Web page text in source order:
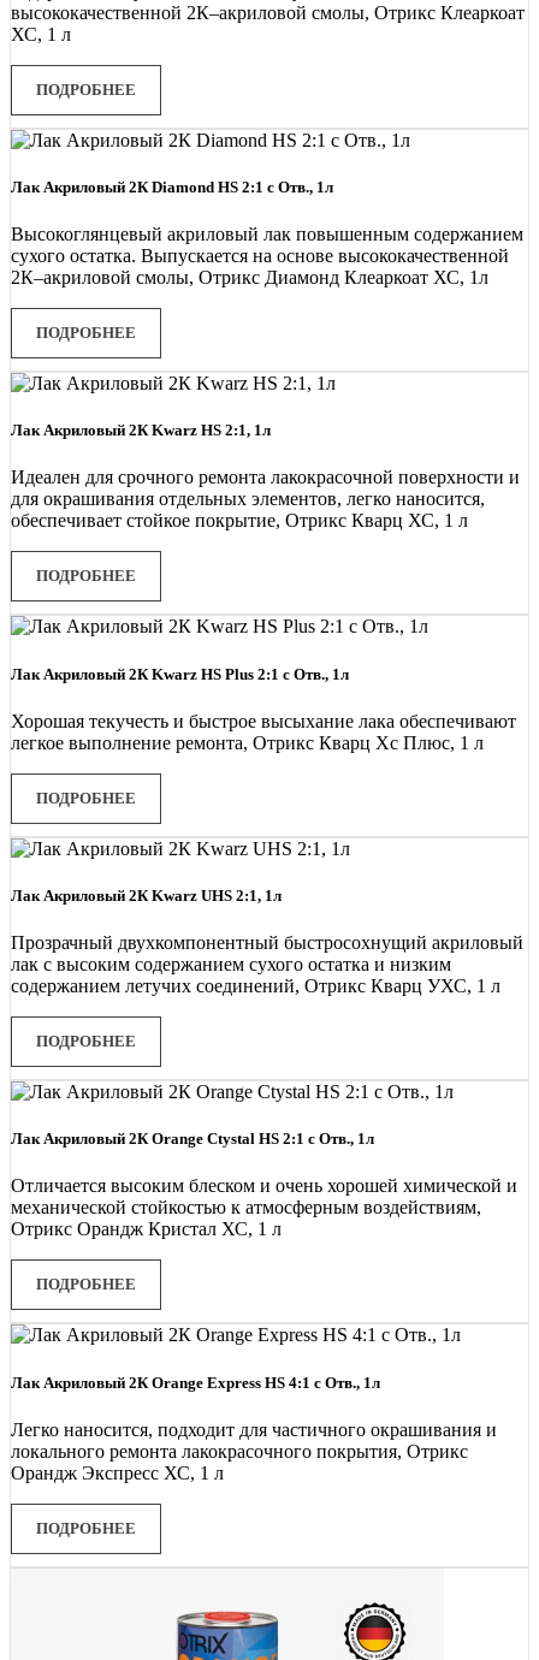
высококачественной 2К–акриловой смолы, Отрикс Клеаркоат
ХС, 1 л
ПОДРОБНЕЕ
Лак Акриловый 2К Diamond HS 2:1 с Отв., 1л
Высокоглянцевый акриловый лак повышенным содержанием
сухого остатка. Выпускается на основе высококачественной
2К–акриловой смолы, Отрикс Диамонд Клеаркоат ХС, 1л
ПОДРОБНЕЕ
Лак Акриловый 2К Kwarz HS 2:1, 1л
Идеален для срочного ремонта лакокрасочной поверхности и
для окрашивания отдельных элементов, легко наносится,
обеспечивает стойкое покрытие, Отрикс Кварц ХС, 1 л
ПОДРОБНЕЕ
Лак Акриловый 2К Kwarz HS Plus 2:1 с Отв., 1л
Хорошая текучесть и быстрое высыхание лака обеспечивают
легкое выполнение ремонта, Отрикс Кварц Хс Плюс, 1 л
ПОДРОБНЕЕ
Лак Акриловый 2К Kwarz UHS 2:1, 1л
Прозрачный двухкомпонентный быстросохнущий акриловый
лак с высоким содержанием сухого остатка и низким
содержанием летучих соединений, Отрикс Кварц УХС, 1 л
ПОДРОБНЕЕ
Лак Акриловый 2К Orange Ctystal HS 2:1 с Отв., 1л
Отличается высоким блеском и очень хорошей химической и
механической стойкостью к атмосферным воздействиям,
Отрикс Орандж Кристал ХС, 1 л
ПОДРОБНЕЕ
Лак Акриловый 2К Orange Express HS 4:1 с Отв., 1л
Легко наносится, подходит для частичного окрашивания и
локального ремонта лакокрасочного покрытия, Отрикс
Орандж Экспресс ХС, 1 л
ПОДРОБНЕЕ